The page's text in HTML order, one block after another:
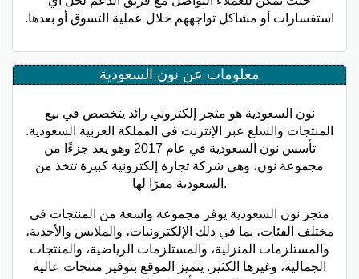
استفسارات أو مشاكل تواجههم خلال عملية التسوق أو بعدها.
معلومات عن نون السعودية
نون السعودية هو متجر إلكتروني رائد يتخصص في بيع
المنتجات والسلع عبر الإنترنت في المملكة العربية السعودية.
تأسس نون السعودية في عام 2017 وهو يعد جزءًا من
مجموعة نون، وهي شركة تجارة إلكترونية كبيرة تتخذ من
السعودية مقرًا لها.
متجر نون السعودية يوفر مجموعة واسعة من المنتجات في
مختلف الفئات، بما في ذلك الإلكترونيات، والملابس والأحذية،
والمستلزمات المنزلية، والمستلزمات الرياضية، والمنتجات
الجمالية، وغيرها الكثير. يتميز الموقع بتوفير منتجات عالية